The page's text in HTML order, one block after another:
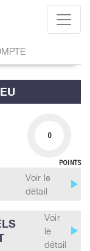
0
POINTS
Voir le
détail
play_arrow
Voir
le
détail
play_arrow